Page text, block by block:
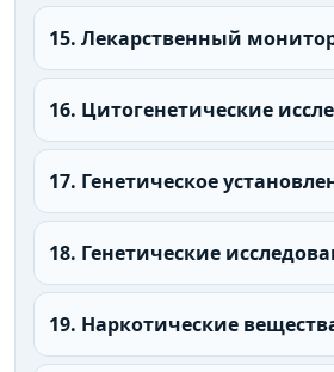
15. Лекарственный
16. Цитогенетические
17. Генетическое
18. Генетические
19. Наркотические